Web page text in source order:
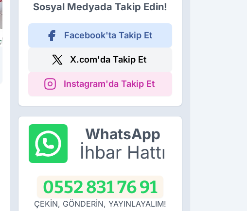
Sosyal Medyada Takip Edin!
Facebook'ta Takip Et
X.com'da Takip Et
Instagram'da Takip Et
WhatsApp
İhbar Hattı
0552 831 76 91
ÇEKİN, GÖNDERİN, YAYINLAYALIM!